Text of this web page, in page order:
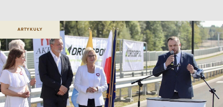
ARTYKUŁY